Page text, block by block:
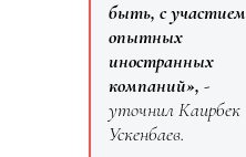
быть, с участием
опытных
иностранных
компаний», -
уточнил Каирбек
Ускенбаев.